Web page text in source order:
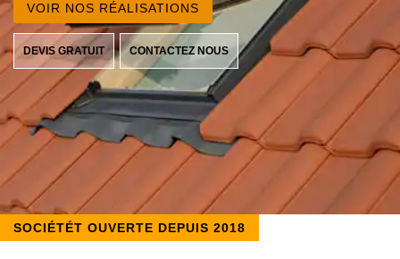
VOIR NOS RÉALISATIONS
DEVIS GRATUIT CONTACTEZ NOUS
SOCIÉTÉT OUVERTE DEPUIS 2018